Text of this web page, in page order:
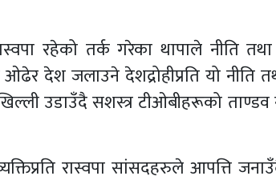
रहेको तर्क गरेका थापाले नीति
देश जलाउने देशद्रोहीप्रति यो नीति
उडाउँदै सशस्त्र टीओबीहरूको ताण्डव
रास्वपा सांसदहरुले आपत्ति